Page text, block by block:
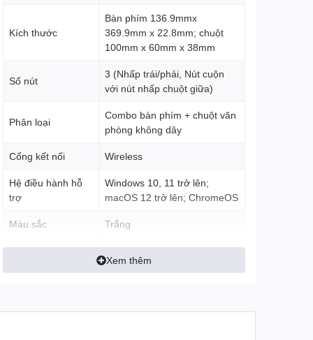
Kích thước
Bàn phím 136.9mmx
369.9mm x 22.8mm; chuột
100mm x 60mm x 38mm
Số nút
3 (Nhấp trái/phải, Nút cuộn
với nút nhấp chuột giữa)
Phân loại
Combo bàn phím + chuột văn
phòng không dây
Cổng kết nối Wireless
Hệ điều hành hỗ
trợ
Windows 10, 11 trở lên;
macOS 12 trở lên; ChromeOS
Màu sắc Trắng
Khối lượng Bàn phím 380g; chuột 76g
Bảo hành 12 tháng
Xem thêm